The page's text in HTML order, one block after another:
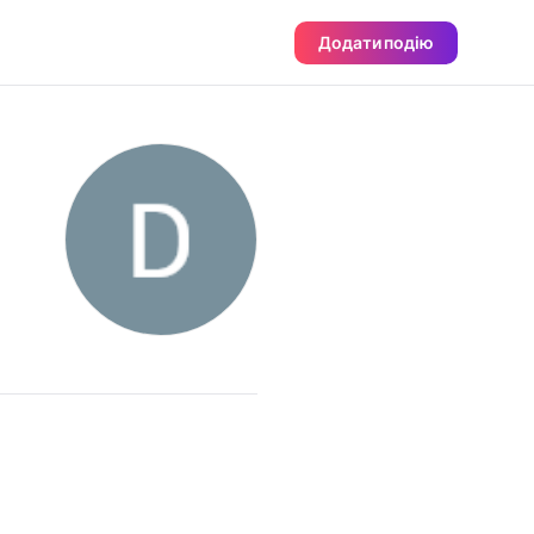
Додати подію